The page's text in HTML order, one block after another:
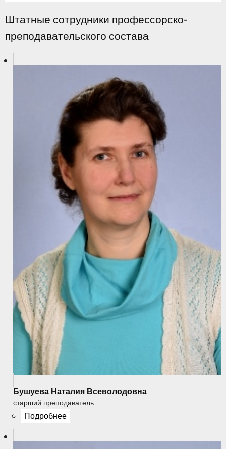
Штатные сотрудники профессорско-
преподавательского состава
Бушуева Наталия Всеволодовна
старший преподаватель
Подробнее